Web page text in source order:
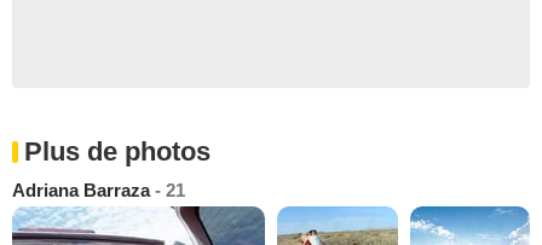
Plus de photos
Adriana Barraza- 21